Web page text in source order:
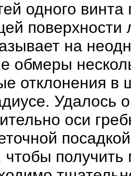
одного
поверхности
на
обмеры
отклонения в
Удалось
оси
чтобы